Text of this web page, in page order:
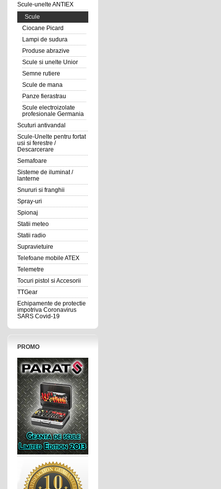
Scule-unelte ANTIEX
Scule
Ciocane Picard
Lampi de sudura
Produse abrazive
Scule si unelte Unior
Semne rutiere
Scule de mana
Panze fierastrau
Scule electroizolate
profesionale Germania
Scuturi antivandal
Scule-Unelte pentru fortat
usi si ferestre /
Descarcerare
Semafoare
Sisteme de iluminat /
lanterne
Snururi si franghii
Spray-uri
Spionaj
Statii meteo
Statii radio
Supravietuire
Telefoane mobile ATEX
Telemetre
Tocuri pistol si Accesorii
TTGear
Echipamente de protectie
impotriva Coronavirus
SARS Covid-19
PROMO